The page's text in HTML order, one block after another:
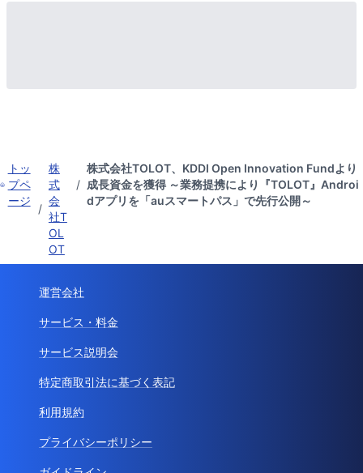
トッ
プペ
ージ
/
株
式
会
社T
OL
OT
/
株式会社TOLOT、KDDI Open Innovation Fundより
成長資金を獲得 ～業務提携により『TOLOT』Androi
dアプリを「auスマートパス」で先行公開～
運営会社
サービス・料金
サービス説明会
特定商取引法に基づく表記
利用規約
プライバシーポリシー